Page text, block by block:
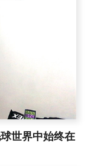
世界中始终在